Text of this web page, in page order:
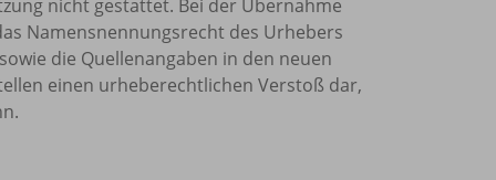
nicht gestattet. Bei der Übernahme
Namensnennungsrecht des Urhebers
die Quellenangaben in den neuen
einen urheberechtlichen Verstoß dar,